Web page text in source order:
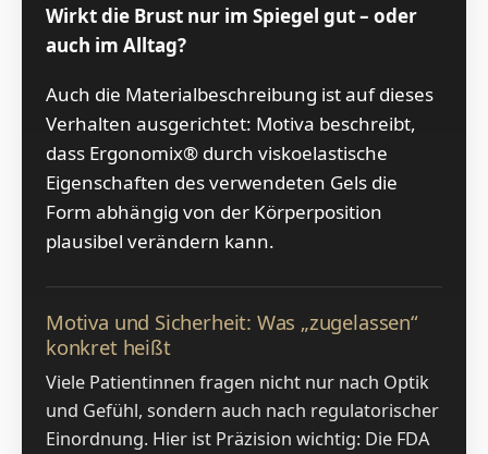
Wirkt die Brust nur im Spiegel gut – oder
auch im Alltag?
Auch die Materialbeschreibung ist auf dieses
Verhalten ausgerichtet: Motiva beschreibt,
dass Ergonomix® durch viskoelastische
Eigenschaften des verwendeten Gels die
Form abhängig von der Körperposition
plausibel verändern kann.
Motiva und Sicherheit: Was „zugelassen“
konkret heißt
Viele Patientinnen fragen nicht nur nach Optik
und Gefühl, sondern auch nach regulatorischer
Einordnung. Hier ist Präzision wichtig: Die FDA